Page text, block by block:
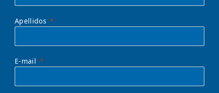
Apellidos
E-mail